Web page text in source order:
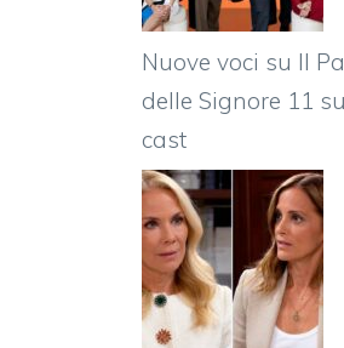
Nuove voci su Il
delle Signore 11
cast